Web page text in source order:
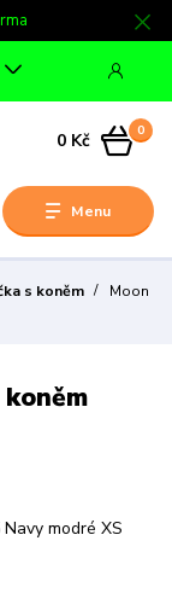
Menu
0
0 Kč
s koněm
Moon